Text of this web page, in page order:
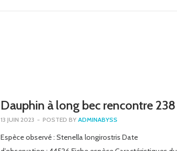
Dauphin à long bec rencontre 238
13 JUIN 2023 - POSTED BY ADMINABYSS
Espèce observé : Stenella longirostris Date